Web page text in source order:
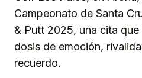
Campeonato de Santa
& Putt 2025, una cita
dosis de emoción,
recuerdo.